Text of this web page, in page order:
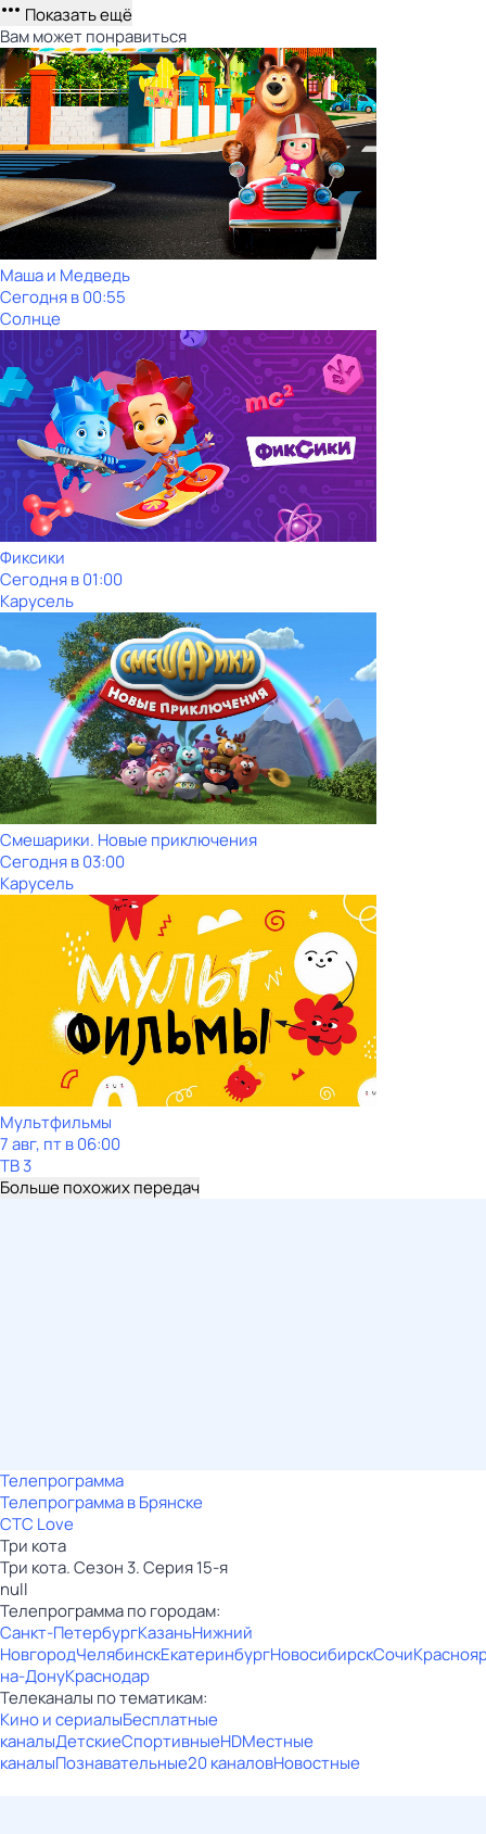
Показать ещё
Вам может понравиться
Маша и Медведь
Сегодня в 00:55
Солнце
Фиксики
Сегодня в 01:00
Карусель
Смешарики. Новые приключения
Сегодня в 03:00
Карусель
Мультфильмы
7 авг, пт в 06:00
ТВ 3
Больше похожих передач
Телепрограмма
Телепрограмма в Брянске
СТС Love
Три кота
Три кота. Сезон 3. Серия 15-я
null
Телепрограмма по городам:
Санкт-ПетербургКазаньНижний
НовгородЧелябинскЕкатеринбургНовосибирскСочи
на-ДонуКраснодар
Телеканалы по тематикам:
Кино и сериалыБесплатные
каналыДетскиеСпортивныеHDМестные
каналыПознавательные20 каналовНовостные